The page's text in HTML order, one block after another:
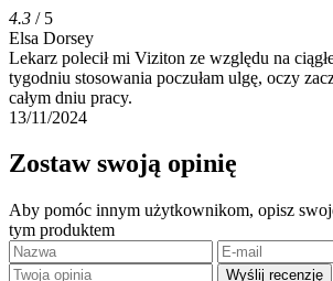
4.3 / 5
Elsa Dorsey
Lekarz polecił mi Viziton ze względu na
tygodniu stosowania poczułam ulgę, oczy
całym dniu pracy.
13/11/2024
Zostaw swoją opinię
Aby pomóc innym użytkownikom, opisz
tym produktem
Wyślij recenzję